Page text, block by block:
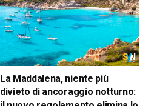
La Maddalena, niente più
divieto di ancoraggio notturno: